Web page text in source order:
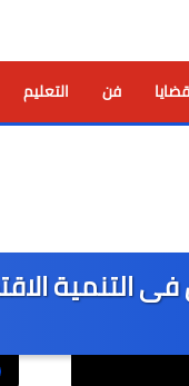
فن التعليم
التنمية